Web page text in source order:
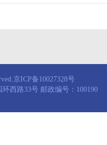
京ICP备10027328号
西路33号 邮政编号：100190